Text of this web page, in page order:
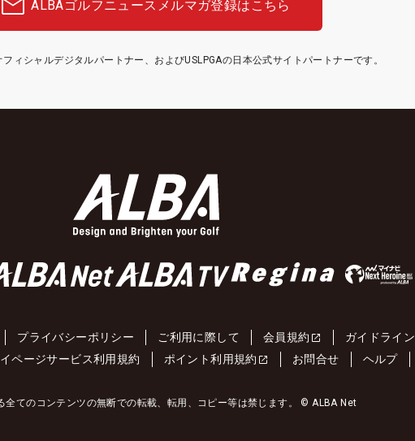
ALBAゴルフニュース メルマガ登録はこちら
ィシャルデジタルパートナー、およびUSLPGAの日本公式サイトパートナーです。
プライバシーポリシー ご利用に際して 会員規約 ガイドライン
ページサービス利用規約 ポイント利用規約 お問合せ ヘルプ
全てのコンテンツの無断での転載、転用、コピー等は禁じます。 © ALBA Net